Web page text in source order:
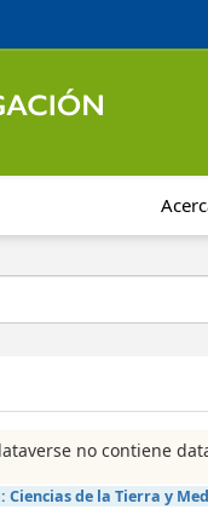
no contiene
Ciencias de la Tierra y